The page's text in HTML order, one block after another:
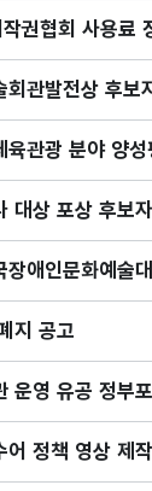
권협회 사용료
관발전상 후보
관광 분야 양
대상 포상 후보
애인문화예술
지 공고
운영 유공 정부
정책 영상 제